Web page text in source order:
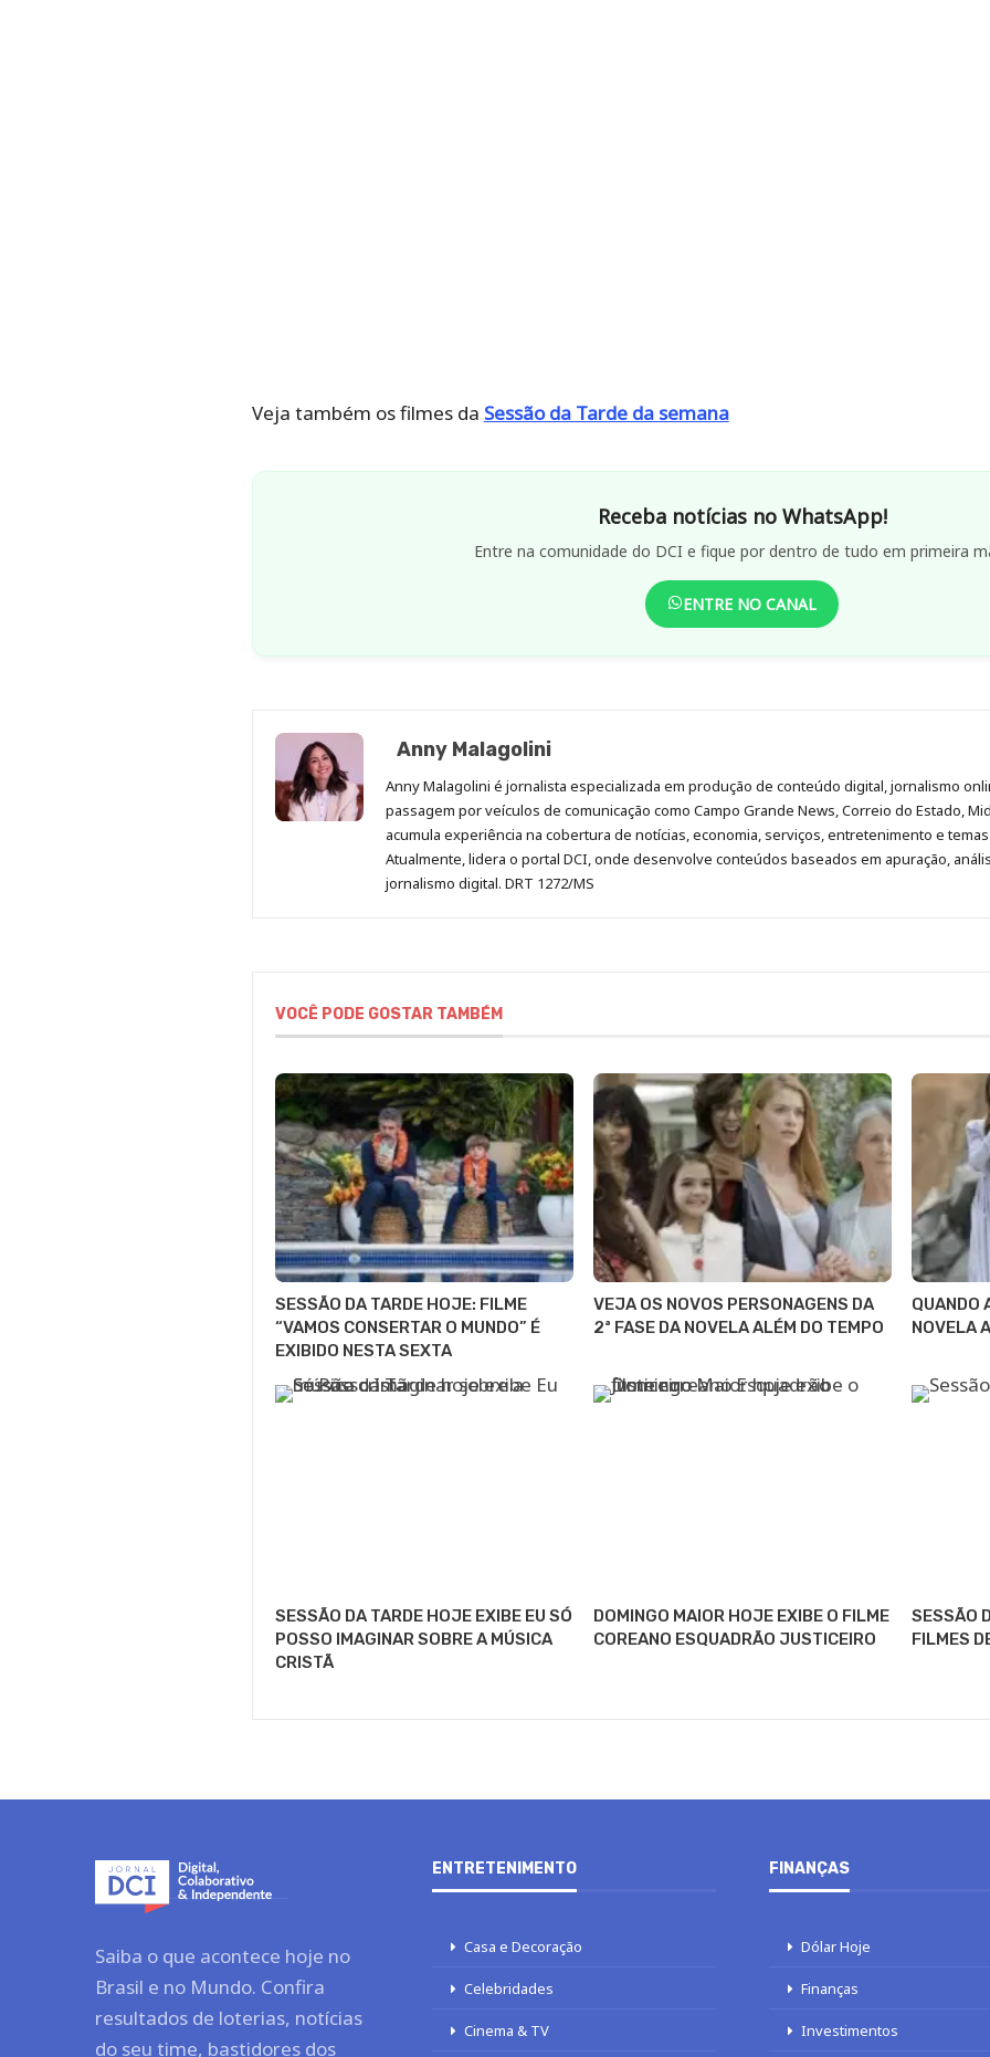
Veja também os filmes da Sessão da Tarde da semana
Receba notícias no WhatsApp!
Entre na comunidade do DCI e fique por dentro de tudo em primeira
ENTRE NO CANAL
Anny Malagolini
Anny Malagolini é jornalista especializada em produção de conteúdo digital, jornalismo
passagem por veículos de comunicação como Campo Grande News, Correio do Estado,
acumula experiência na cobertura de notícias, economia, serviços, entretenimento e
Atualmente, lidera o portal DCI, onde desenvolve conteúdos baseados em apuração,
jornalismo digital. DRT 1272/MS
VOCÊ PODE GOSTAR TAMBÉM
SESSÃO DA TARDE HOJE: FILME
“VAMOS CONSERTAR O MUNDO” É
EXIBIDO NESTA SEXTA
VEJA OS NOVOS PERSONAGENS DA
2ª FASE DA NOVELA ALÉM DO TEMPO
QUANDO
NOVELA
SESSÃO DA TARDE HOJE EXIBE EU SÓ
POSSO IMAGINAR SOBRE A MÚSICA
CRISTÃ
DOMINGO MAIOR HOJE EXIBE O FILME
COREANO ESQUADRÃO JUSTICEIRO
SESSÃO
FILMES
Saiba o que acontece hoje no
Brasil e no Mundo. Confira
resultados de loterias, notícias
do seu time, bastidores dos
ENTRETENIMENTO
Casa e Decoração
Celebridades
Cinema & TV
FINANÇAS
Dólar Hoje
Finanças
Investimentos